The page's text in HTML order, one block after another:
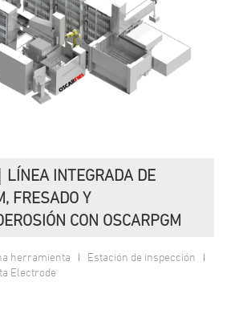
LÍNEA INTEGRADA DE
FRESADO Y
CON OSCARPGM
herramienta
Estación de inspección
Electrode